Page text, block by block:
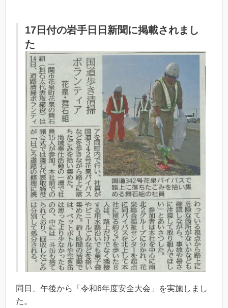
17日付の岩手日日新聞に掲載されまし
た
同日、午後から「令和6年度安全大会」を実施しまし
た。